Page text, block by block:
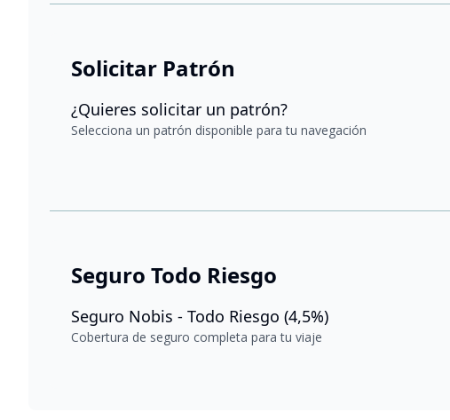
Solicitar Patrón
¿Quieres solicitar un patrón?
Selecciona un patrón disponible para tu navegación
Seguro Todo Riesgo
Seguro Nobis - Todo Riesgo (4,5%)
Cobertura de seguro completa para tu viaje